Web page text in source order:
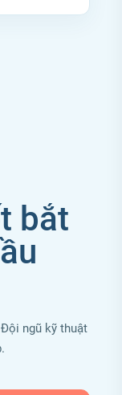
bắt
ngũ kỹ thuật